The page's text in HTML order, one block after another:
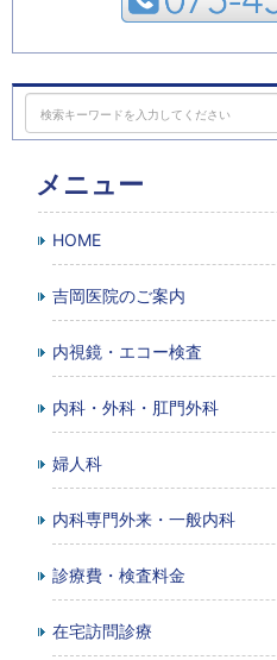
メニュー
HOME
吉岡医院のご案内
内視鏡・エコー検査
内科・外科・肛門外科
婦人科
内科専門外来・一般内科
診療費・検査料金
在宅訪問診療